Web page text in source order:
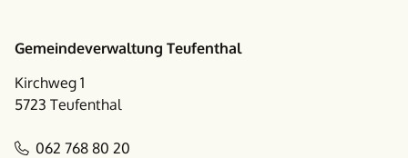
Gemeindeverwaltung Teufenthal
Kirchweg 1
5723 Teufenthal
062 768 80 20